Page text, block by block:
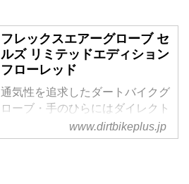
フレックスエアーグローブ セ
ルズ リミテッドエディション
フローレッド
通気性を追求したダートバイクグ
ローブ・手のひらにはダイレクト
な操作感を発揮するシングルレイ
ヤのークラリーノ素材を使用。・
www.dirtbikeplus.jp